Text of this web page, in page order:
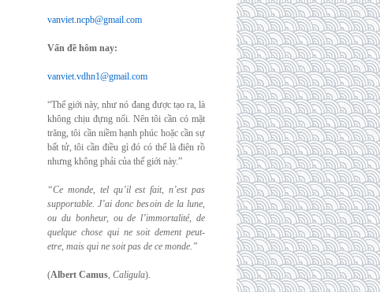
vanviet.ncpb@gmail.com
Vấn đề hôm nay:
vanviet.vdhn1@gmail.com
“Thế giới này, như nó đang được tạo ra, là
không chịu đựng nổi. Nên tôi cần có mặt
trăng, tôi cần niềm hạnh phúc hoặc cần sự
bất tử, tôi cần điều gì đó có thể là điên rồ
nhưng không phải của thế giới này.”
“Ce monde, tel qu’il est fait, n’est pas
supportable. J’ai donc besoin de la lune,
ou du bonheur, ou de l’immortalité, de
quelque chose qui ne soit dement peut-
etre, mais qui ne soit pas de ce monde.”
(Albert Camus, Caligula).